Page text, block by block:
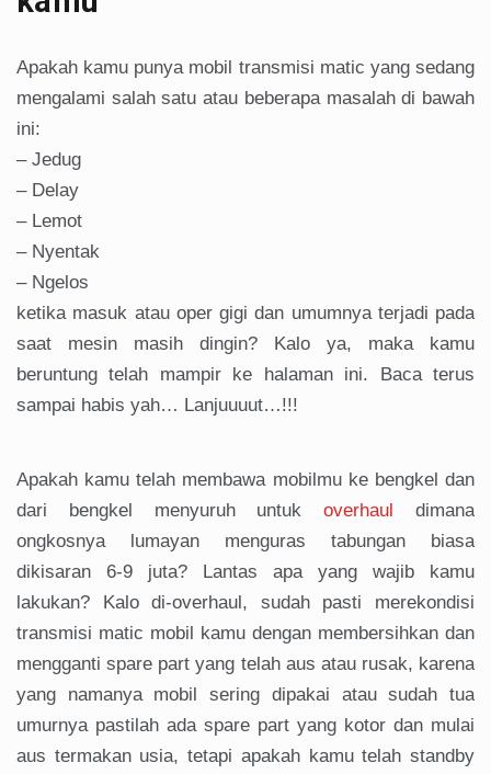
Apakah kamu punya mobil transmisi matic yang sedang
mengalami salah satu atau beberapa masalah di bawah
ini:
– Jedug
– Delay
– Lemot
– Nyentak
– Ngelos
ketika masuk atau oper gigi dan umumnya terjadi pada
saat mesin masih dingin? Kalo ya, maka kamu
beruntung telah mampir ke halaman ini. Baca terus
sampai habis yah… Lanjuuuut…!!!
Apakah kamu telah membawa mobilmu ke bengkel dan
dari bengkel menyuruh untukoverhaul
dimana
ongkosnya lumayan menguras tabungan biasa
dikisaran 6-9 juta? Lantas apa yang wajib kamu
lakukan? Kalo di-overhaul, sudah pasti merekondisi
transmisi matic mobil kamu dengan membersihkan dan
mengganti spare part yang telah aus atau rusak, karena
yang namanya mobil sering dipakai atau sudah tua
umurnya pastilah ada spare part yang kotor dan mulai
aus termakan usia, tetapi apakah kamu telah standby